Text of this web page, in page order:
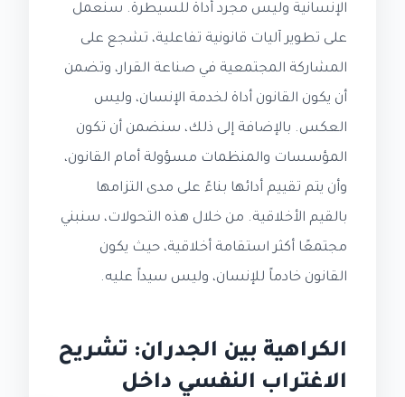
الإنسانية وليس مجرد أداة للسيطرة. سنعمل
على تطوير آليات قانونية تفاعلية، تشجع على
المشاركة المجتمعية في صناعة القرار، وتضمن
أن يكون القانون أداة لخدمة الإنسان، وليس
العكس. بالإضافة إلى ذلك، سنضمن أن تكون
المؤسسات والمنظمات مسؤولة أمام القانون،
وأن يتم تقييم أدائها بناءً على مدى التزامها
بالقيم الأخلاقية. من خلال هذه التحولات، سنبني
مجتمعًا أكثر استقامة أخلاقية، حيث يكون
القانون خادماً للإنسان، وليس سيداً عليه.
الكراهية بين الجدران: تشريح
الاغتراب النفسي داخل